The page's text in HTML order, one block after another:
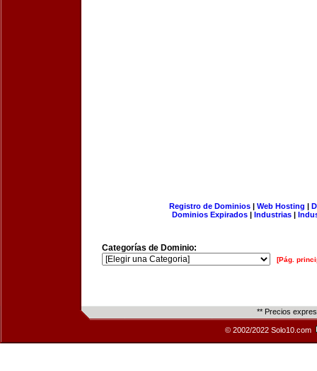
Registro de Dominios| Web Hosting |
Dominios Expirados | Industrias |
Categorías de Dominio:
[Pág.
** Precios
© 2002/2022 Solo10.com